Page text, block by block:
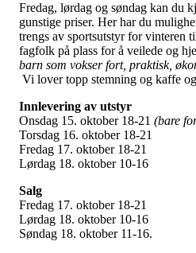
Fredag, lørdag og søndag kan du
gunstige priser. Her har du
trengs av sportsutstyr for vinteren
fagfolk på plass for å veilede og
barn som vokser fort, praktisk,
Vi lover topp stemning og kaffe
Innlevering av utstyr
Onsdag 15. oktober 18-21 (bare
Torsdag 16. oktober 18-21
Fredag 17. oktober 18-21
Lørdag 18. oktober 10-16
Salg
Fredag 17. oktober 18-21
Lørdag 18. oktober 10-16
Søndag 18. oktober 11-16.